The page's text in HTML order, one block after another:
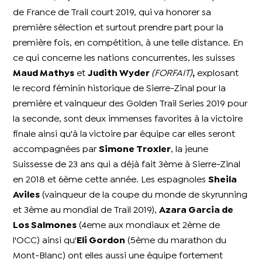
de France de Trail court 2019, qui va honorer sa
première sélection et surtout prendre part pour la
première fois, en compétition, à une telle distance. En
ce qui concerne les nations concurrentes, les suisses
Maud Mathys etJudith Wyder (FORFAIT), explosant
le record féminin historique de Sierre-Zinal pour la
première et vainqueur des Golden Trail Series 2019 pour
la seconde, sont deux immenses favorites à la victoire
finale ainsi qu'à la victoire par équipe car elles seront
accompagnées parSimone Troxler, la jeune
Suissesse de 23 ans qui a déjà fait 3ème à Sierre-Zinal
en 2018 et 6ème cette année. Les espagnolesSheila
Aviles (vainqueur de la coupe du monde de skyrunning
et 3ème au mondial de Trail 2019),Azara Garcia de
Los Salmones (4eme aux mondiaux et 2ème de
l'OCC) ainsi qu' Eli Gordon (5ème du marathon du
Mont-Blanc) ont elles aussi une équipe fortement